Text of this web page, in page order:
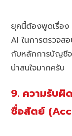
ยุคนี้ต้องพูดเรื่อ
AI ในการตรวจส
กับหลักการบัญชีจ
น่าสนใจมากครับ
9. ความรับผิ
ซื่อสัตย์